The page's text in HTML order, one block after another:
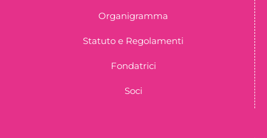
Organigramma
Statuto e Regolamenti
Fondatrici
Soci